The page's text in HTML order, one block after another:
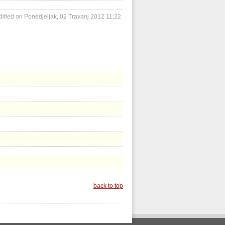
on Ponedjeljak, 02 Travanj 2012 11:22
back to top